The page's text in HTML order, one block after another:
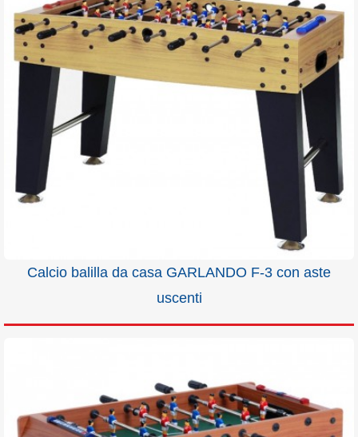
Calcio balilla da casa GARLANDO F-3 con aste
uscenti